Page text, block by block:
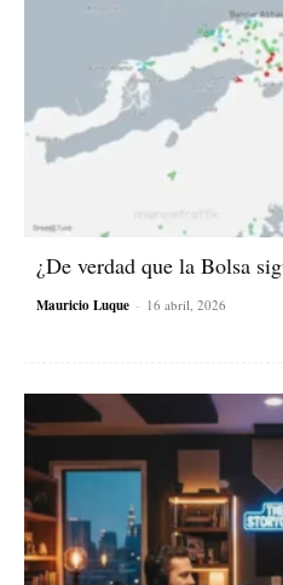
¿De verdad que la Bolsa
Mauricio Luque - 16 abril, 2026